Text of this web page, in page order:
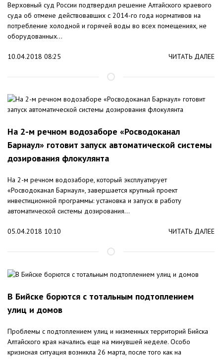
Верховный суд России подтвердил решение Алтайского краевого
суда об отмене действовавших с 2014-го года нормативов на
потребление холодной и горячей воды во всех помещениях, не
оборудованных...
10.04.2018 08:25 ЧИТАТЬ ДАЛЕЕ
На 2-м речном водозаборе «Росводоканал
Барнаул» готовит запуск автоматической системы
дозирования флокулянта
На 2-м речном водозаборе, который эксплуатирует
«Росводоканал Барнаул», завершается крупный проект
инвестиционной программы: установка и запуск в работу
автоматической системы дозирования...
05.04.2018 10:10 ЧИТАТЬ ДАЛЕЕ
В Бийске борются с тотальным подтоплением
улиц и домов
Проблемы с подтоплением улиц и низменных территорий Бийска
Алтайского края начались еще на минувшей неделе. Особо
кризисная ситуация возникла 26 марта, после того как на